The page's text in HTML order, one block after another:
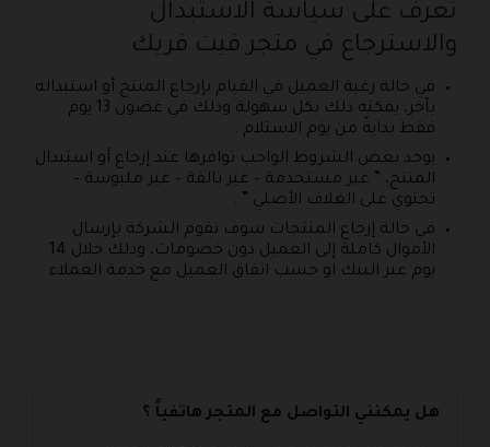
تعرف على سياسة الاستبدال
والاسترجاع في متجر فيت فريك
في حالة رغبة العميل في القيام بإرجاع المنتج أو استبداله
بآخر، يمكنه ذلك بكل سهولة وذلك في غضون 13 يوم
فقط بدايةً من يوم الاستلام .
يوجد بعض الشروط الواجب توافرها عند إرجاع أو استبدال
المنتج، ” غير مستخدمة – غير تالفة – غير ملبوسة –
تحتوي على الغلاف الأصلي ” .
في حالة إرجاع المنتجات سوف تقوم الشركة بإرسال
الأموال كاملة إلى العميل دون خصومات، وذلك خلال 14
يوم عبر البنك او حسب اتفاق العميل مع خدمة العملاء .
هل يمكنني التواصل مع المتجر هاتفياً ؟